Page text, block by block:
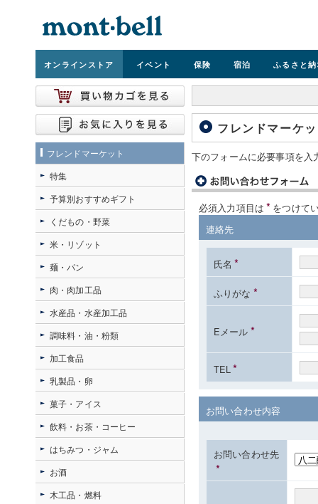
オンラインストア イベント 保険 宿泊 ふるさと
フレンドマーケ
下のフォームに必要事項を入
必須入力項目は * をつけて
連絡先
氏名 *
ふりがな *
Eメール *
TEL*
お問い合わせ内容
お問い合わせ先
*
フレンドマーケット
特集
予算別おすすめギフト
くだもの・野菜
米・リゾット
麺・パン
肉・肉加工品
水産品・水産加工品
調味料・油・粉類
加工食品
乳製品・卵
菓子・アイス
飲料・お茶・コーヒー
はちみつ・ジャム
お酒
木工品・燃料